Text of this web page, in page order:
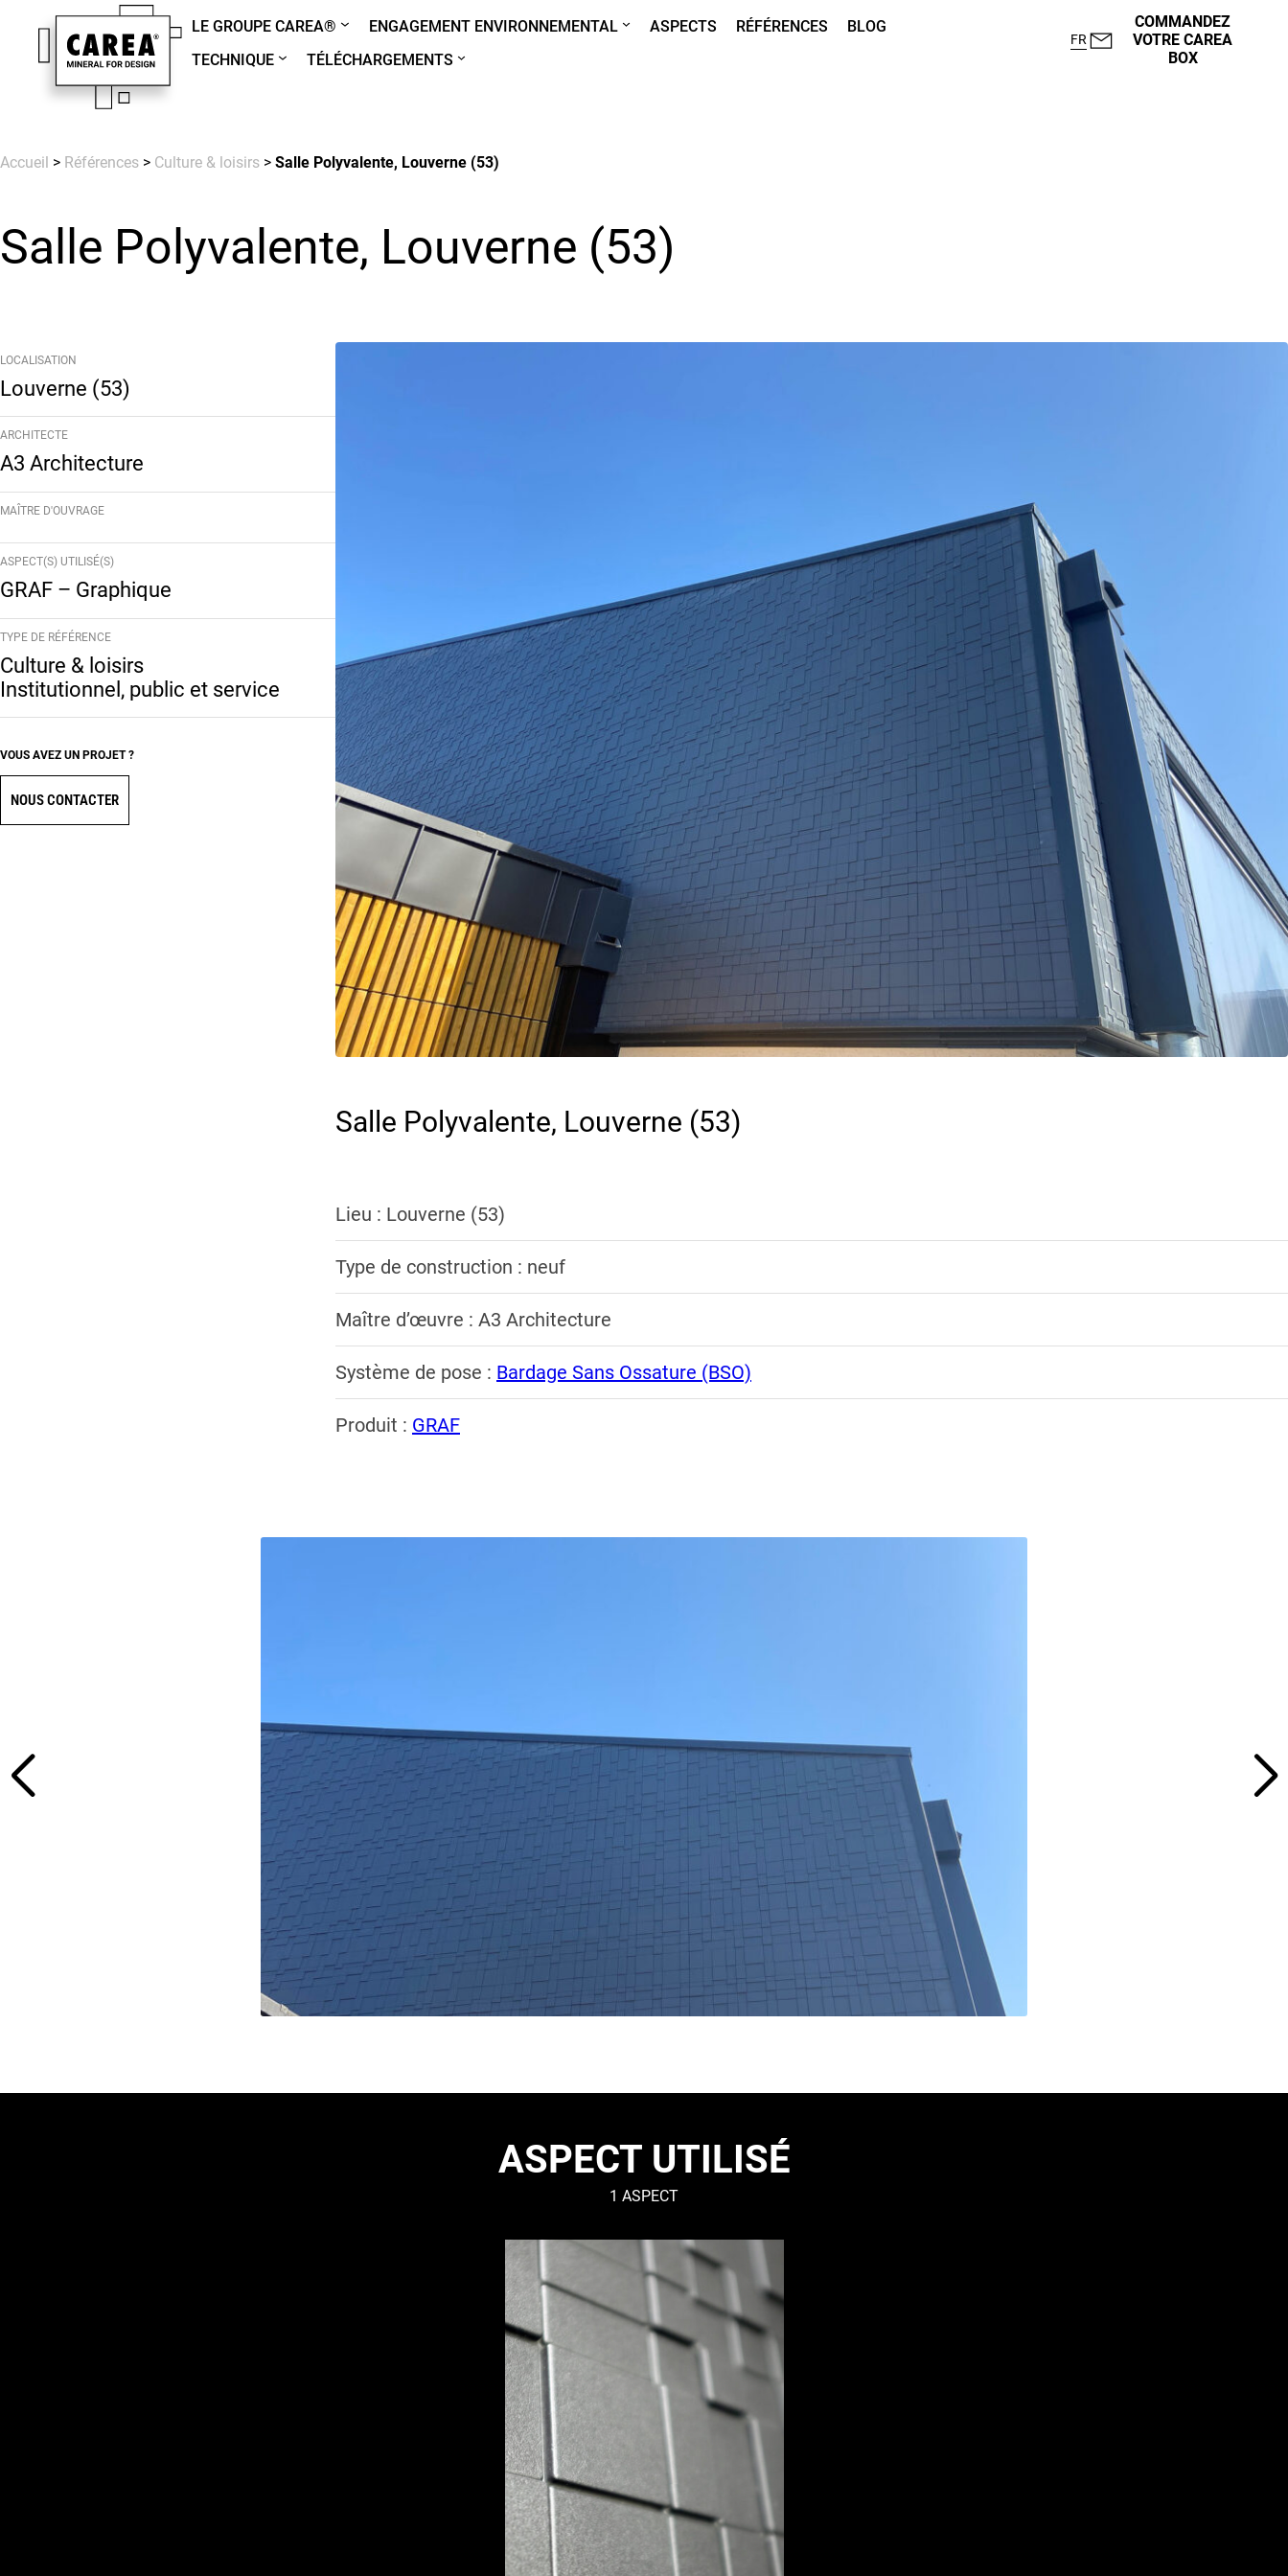
LE GROUPE CAREA® ENGAGEMENT ENVIRONNEMENTAL ASPECTS RÉFÉRENCES
BLOG
TECHNIQUE
TÉLÉCHARGEMENTS
FR
COMMANDEZ
VOTRE CAREA
BOX
Accueil > Références > Culture & loisirs > Salle Polyvalente, Louverne (53)
Salle Polyvalente, Louverne (53)
LOCALISATION
Louverne (53)
ARCHITECTE
A3 Architecture
MAÎTRE D'OUVRAGE
ASPECT(S) UTILISÉ(S)
GRAF – Graphique
TYPE DE RÉFÉRENCE
Culture & loisirs
Institutionnel, public et service
VOUS AVEZ UN PROJET ?
NOUS CONTACTER
Salle Polyvalente, Louverne (53)
Lieu : Louverne (53)
Type de construction : neuf
Maître d’œuvre : A3 Architecture
Système de pose : Bardage Sans Ossature (BSO)
Produit : GRAF
ASPECT UTILISÉ
1 ASPECT
–
Graphique